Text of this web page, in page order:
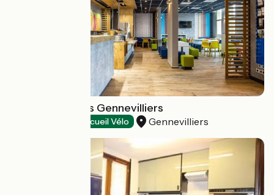
Ibis budget Paris Gennevilliers
Accueil Vélo Gennevilliers